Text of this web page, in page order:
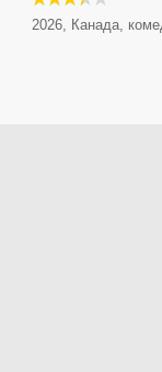
2026, Канада,